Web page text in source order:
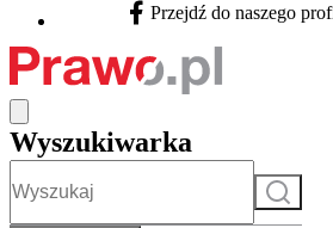
Facebook - otwiera się w nowej
Przejdź do naszego
Wyszukiwarka
Szukaj